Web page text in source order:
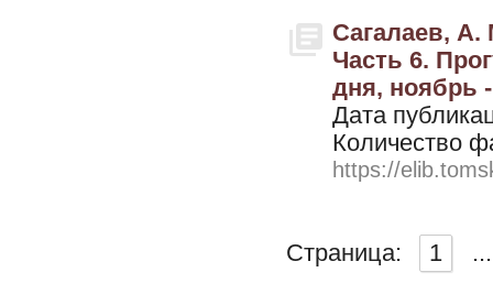
Сагалаев, А.
Часть 6.
дня, ноябрь
Дата
Количество
https://
Страница: 1 ...